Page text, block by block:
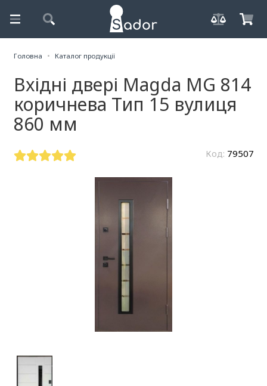
Головна Каталог продукції
Вхідні двері Magda MG 814
коричнева Тип 15 вулиця
860 мм
Код: 79507